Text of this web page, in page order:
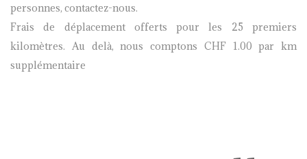
personnes, contactez-nous.
Frais de déplacement offerts pour les 25 premiers
kilomètres. Au delà, nous comptons CHF 1.00 par km
supplémentaire